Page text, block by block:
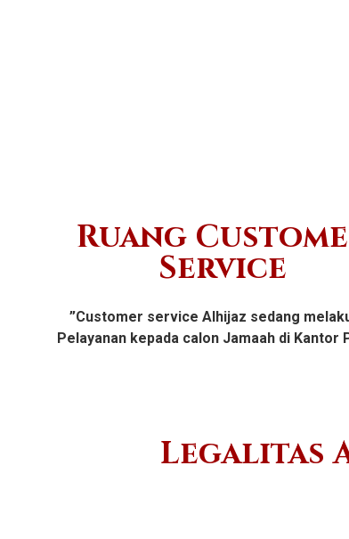
Ruang
Service
”Customer service Alhijaz sedang
Pelayanan kepada calon Jamaah di Kantor
Legalitas